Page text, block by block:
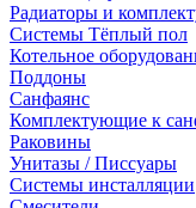
Радиаторы и
Системы Тёплый пол
Котельное
Поддоны
Санфаянс
Комплектующие к
Раковины
Унитазы / Писсуары
Системы инсталляции